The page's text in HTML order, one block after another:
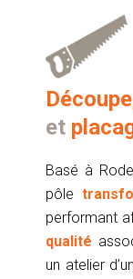
et
Basé à
pôle
performant
qualité
un atelier